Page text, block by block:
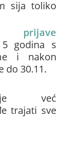
sija toliko
prijave
godina s
i nakon
do 30.11.
je već
trajati sve